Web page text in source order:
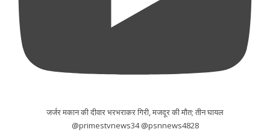
जर्जर मकान की दीवार भरभराकर गिरी, मजदूर की मौत; तीन घायल
@primestvnews34 @psnnews4828